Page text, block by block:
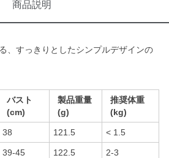
商品説明
、すっきりとしたシンプルデザインの
バスト
(cm)
製品重量
(g)
推奨体重
(kg)
38 121.5 < 1.5
39-45 122.5 2-3